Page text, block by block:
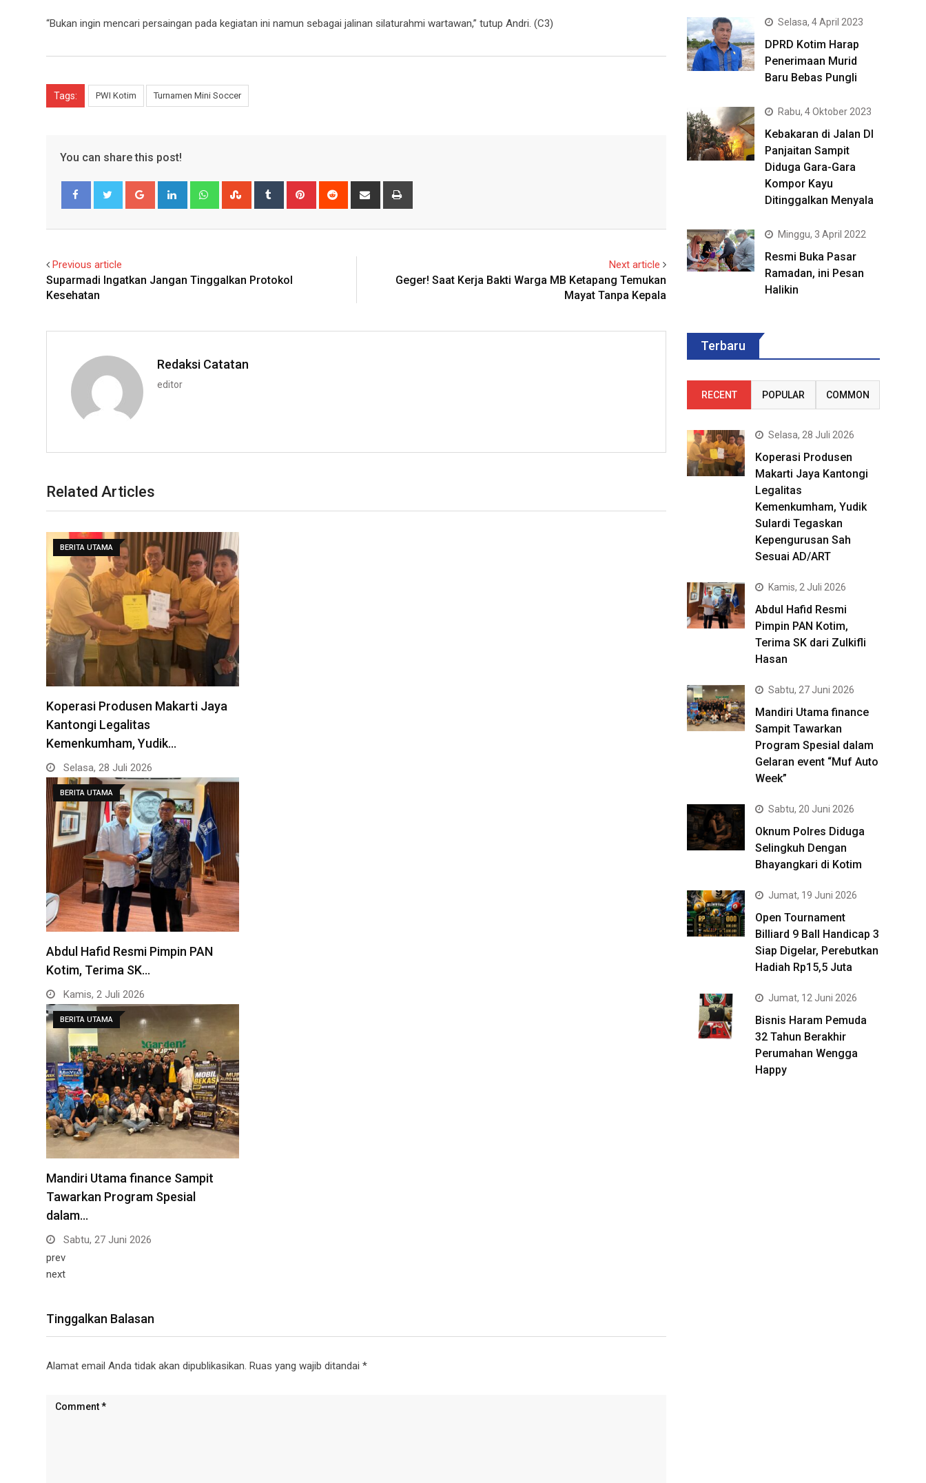
“Bukan ingin mencari persaingan pada kegiatan ini namun sebagai jalinan silaturahmi wartawan,” tutup Andri. (C3)
Tags: PWI Kotim Turnamen Mini Soccer
You can share this post!
Google+ LinkedIn WhatsappStumbleUpon
Tumblr Pinterest Reddit
Share
Previous article
Suparmadi Ingatkan Jangan Tinggalkan Protokol
Kesehatan
Next article
Geger! Saat Kerja Bakti Warga MB Ketapang Temukan
Mayat Tanpa Kepala
Redaksi Catatan
editor
Related Articles
BERITA UTAMA
Koperasi Produsen Makarti Jaya
Kantongi Legalitas
Kemenkumham, Yudik…
Selasa, 28 Juli 2026
BERITA UTAMA
Abdul Hafid Resmi Pimpin PAN
Kotim, Terima SK…
Kamis, 2 Juli 2026
BERITA UTAMA
Mandiri Utama finance Sampit
Tawarkan Program Spesial
dalam…
Sabtu, 27 Juni 2026
prev
next
Tinggalkan Balasan
Alamat email Anda tidak akan dipublikasikan. Ruas yang wajib ditandai *
Selasa, 4 April 2023
DPRD Kotim Harap
Penerimaan Murid
Baru Bebas Pungli
Rabu, 4 Oktober 2023
Kebakaran di Jalan DI
Panjaitan Sampit
Diduga Gara-Gara
Kompor Kayu
Ditinggalkan Menyala
Minggu, 3 April 2022
Resmi Buka Pasar
Ramadan, ini Pesan
Halikin
Terbaru
RECENT POPULAR COMMON
Selasa, 28 Juli 2026
Koperasi Produsen
Makarti Jaya Kantongi
Legalitas
Kemenkumham, Yudik
Sulardi Tegaskan
Kepengurusan Sah
Sesuai AD/ART
Kamis, 2 Juli 2026
Abdul Hafid Resmi
Pimpin PAN Kotim,
Terima SK dari Zulkifli
Hasan
Sabtu, 27 Juni 2026
Mandiri Utama finance
Sampit Tawarkan
Program Spesial dalam
Gelaran event “Muf Auto
Week”
Sabtu, 20 Juni 2026
Oknum Polres Diduga
Selingkuh Dengan
Bhayangkari di Kotim
Jumat, 19 Juni 2026
Open Tournament
Billiard 9 Ball Handicap 3
Siap Digelar, Perebutkan
Hadiah Rp15,5 Juta
Jumat, 12 Juni 2026
Bisnis Haram Pemuda
32 Tahun Berakhir
Perumahan Wengga
Happy